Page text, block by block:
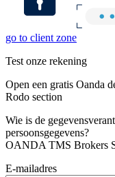
go to client zone
Test onze rekening
Open een gratis Oanda
Rodo section
Wie is de
persoonsgegevens?
OANDA TMS Brokers
E-mailadres